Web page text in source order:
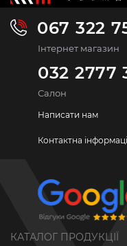
067 322
Інтернет магазин
032 2777
Салон
Написати нам
Контактна
КАТАЛОГ ПРОДУКЦІЇ